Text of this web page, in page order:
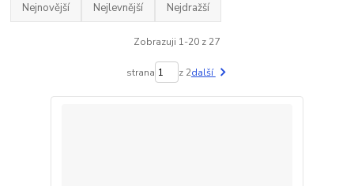
Nejnovější Nejlevnější Nejdražší
Zobrazuji 1-20 z 27
strana z 2další